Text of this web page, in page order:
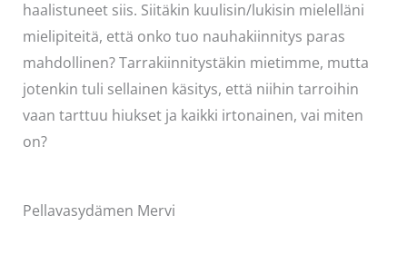
haalistuneet siis. Siitäkin kuulisin/lukisin mielelläni
mielipiteitä, että onko tuo nauhakiinnitys paras
mahdollinen? Tarrakiinnitystäkin mietimme, mutta
jotenkin tuli sellainen käsitys, että niihin tarroihin
vaan tarttuu hiukset ja kaikki irtonainen, vai miten
on?
Pellavasydämen Mervi